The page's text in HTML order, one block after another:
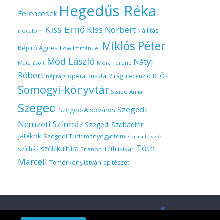
Ferencesek Hegedűs Réka
irodalom Kiss Ernő Kiss Norbert kiállítás
Képiró Ágnes Löw Immánuel Miklós Péter
Máté Zsolt Mód László Móra Ferenc Nátyi
Róbert néprajz opera Pusztai Virág recenzió REÖK
Somogyi-könyvtár Szabó Anna
Szeged Szeged-Alsóváros Szegedi
Nemzeti Színház Szegedi Szabadtéri
Játékok Szegedi Tudományegyetem Szilasi László
színház szőlőkultúra Trianon Tóth István Tóth
Marcell Tömörkény István építészet